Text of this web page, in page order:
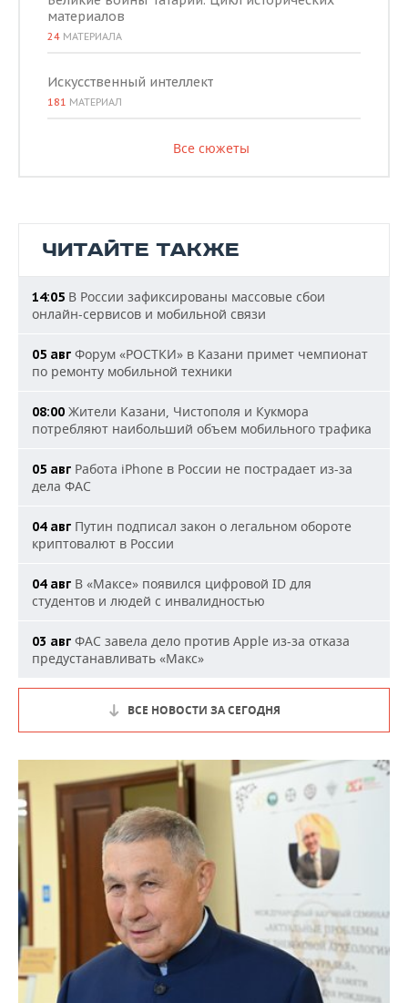
материалов
24 МАТЕРИАЛА
Искусственный интеллект
181 МАТЕРИАЛ
Все сюжеты
ЧИТАЙТЕ ТАКЖЕ
14:05 В России зафиксированы массовые сбои
онлайн-сервисов и мобильной связи
05 авг Форум «РОСТКИ» в Казани примет чемпионат
по ремонту мобильной техники
08:00 Жители Казани, Чистополя и Кукмора
потребляют наибольший объем мобильного трафика
05 авг Работа iPhone в России не пострадает из-за
дела ФАС
04 авг Путин подписал закон о легальном обороте
криптовалют в России
04 авг В «Максе» появился цифровой ID для
студентов и людей с инвалидностью
03 авг ФАС завела дело против Apple из-за отказа
предустанавливать «Макс»
ВСЕ НОВОСТИ ЗА СЕГОДНЯ